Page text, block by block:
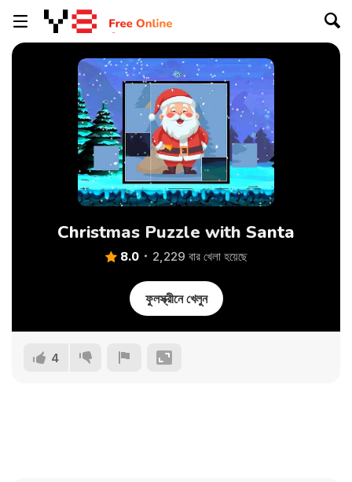
Christmas Puzzle with Santa
8.0 2,229 বার খেলা হয়েছে
ফুলস্ক্রীনে খেলুন
4